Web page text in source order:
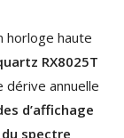
horloge haute
RX8025T
dérive annuelle
d’affichage
spectre